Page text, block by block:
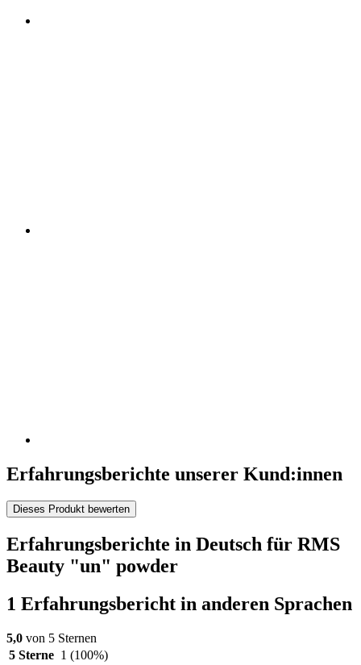
Erfahrungsberichte unserer Kund:innen
Dieses Produkt bewerten
Erfahrungsberichte in Deutsch für RMS
Beauty "un" powder
1 Erfahrungsbericht in anderen Sprachen
5,0 von 5 Sternen
5 Sterne 1 (100%)